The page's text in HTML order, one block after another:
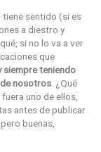
tiene sentido (si es
a diestro y
si no lo va a ver
que
siempre teniendo
nosotros . ¿Qué
uno de ellos,
antes de publicar
buenas,